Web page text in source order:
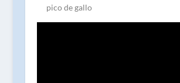
pico de gallo